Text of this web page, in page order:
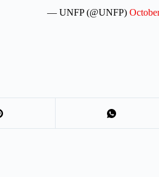
— UNFP (@UNFP)